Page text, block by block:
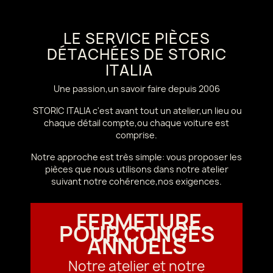
LE SERVICE PIÈCES
DÉTACHÉES DE STORIC
ITALIA
Une passion,un savoir faire depuis 2006
STORIC ITALIA c'est avant tout un atelier,un lieu ou
chaque détail compte,ou chaque voiture est
comprise.
Notre approche est très simple: vous proposer les
pièces que nous utilisons dans notre atelier
suivant notre cohérence,nos exigences.
FERMETURE
POUR CONGÉS
ANNUELS
Notre atelier et notre